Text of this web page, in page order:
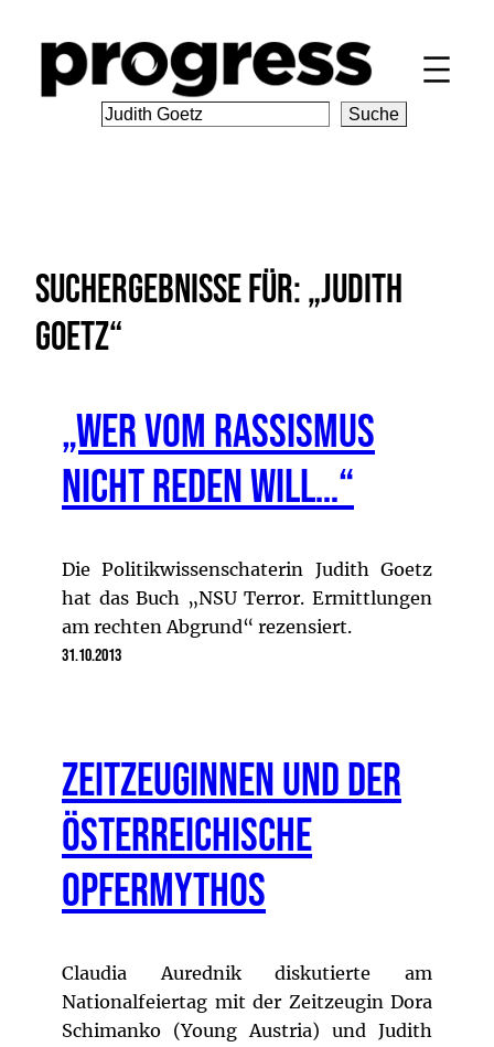
Inhalt
springen
S
Suche
Suchergebnisse für: „Judith
Goetz“
„Wer vom Rassismus
nicht reden will…“
Die Politikwissenschaterin Judith Goetz
hat das Buch „NSU Terror. Ermittlungen
am rechten Abgrund“ rezensiert.
31.10.2013
ZeitzeugInnen und der
österreichische
Opfermythos
Claudia Aurednik diskutierte am
Nationalfeiertag mit der Zeitzeugin Dora
Schimanko (Young Austria) und Judith